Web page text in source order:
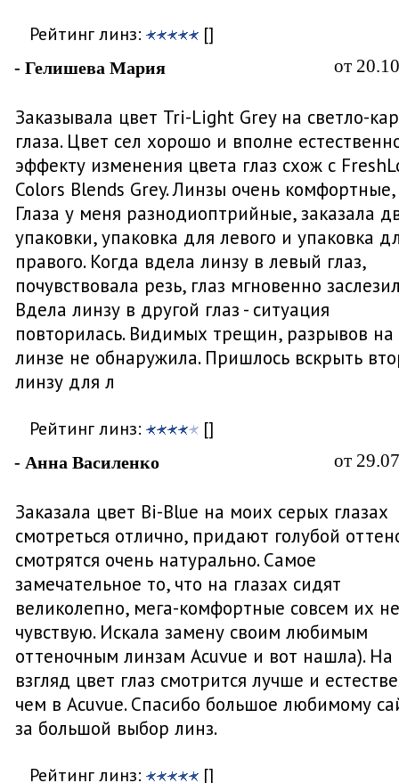
Рейтинг линз: []
- Гелишева Мария от
Заказывала цвет Tri-Light Grey на светло-
глаза. Цвет сел хорошо и вполне
эффекту изменения цвета глаз схож с
Colors Blends Grey. Линзы очень
Глаза у меня разнодиоптрийные, заказала
упаковки, упаковка для левого и упаковка
правого. Когда вдела линзу в левый глаз,
почувствовала резь, глаз мгновенно
Вдела линзу в другой глаз - ситуация
повторилась. Видимых трещин, разрывов на
линзе не обнаружила. Пришлось вскрыть
линзу для л
Рейтинг линз: []
- Анна Василенко от
Заказала цвет Bi-Blue на моих серых глазах
смотреться отлично, придают голубой
смотрятся очень натурально. Самое
замечательное то, что на глазах сидят
великолепно, мега-комфортные совсем их не
чувствую. Искала замену своим любимым
оттеночным линзам Acuvue и вот нашла).
взгляд цвет глаз смотрится лучше и
чем в Acuvue. Спасибо большое любимому
за большой выбор линз.
Рейтинг линз: []